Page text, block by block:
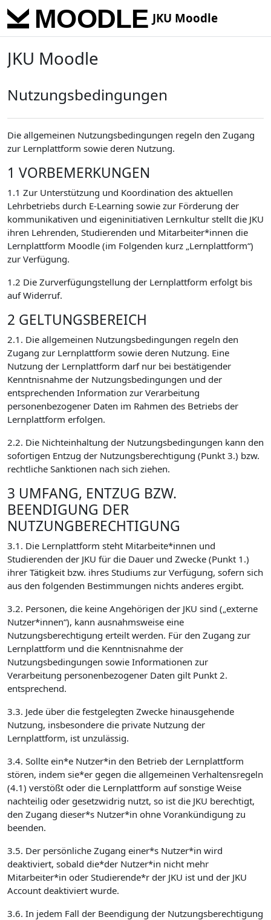
Skip to main content
JKU Moodle
JKU Moodle
Nutzungsbedingungen
Die allgemeinen Nutzungsbedingungen regeln den Zugang
zur Lernplattform sowie deren Nutzung.
1 VORBEMERKUNGEN
1.1 Zur Unterstützung und Koordination des aktuellen
Lehrbetriebs durch E-Learning sowie zur Förderung der
kommunikativen und eigeninitiativen Lernkultur stellt die JKU
ihren Lehrenden, Studierenden und Mitarbeiter*innen die
Lernplattform Moodle (im Folgenden kurz „Lernplattform“)
zur Verfügung.
1.2 Die Zurverfügungstellung der Lernplattform erfolgt bis
auf Widerruf.
2 GELTUNGSBEREICH
2.1. Die allgemeinen Nutzungsbedingungen regeln den
Zugang zur Lernplattform sowie deren Nutzung. Eine
Nutzung der Lernplattform darf nur bei bestätigender
Kenntnisnahme der Nutzungsbedingungen und der
entsprechenden Information zur Verarbeitung
personenbezogener Daten im Rahmen des Betriebs der
Lernplattform erfolgen.
2.2. Die Nichteinhaltung der Nutzungsbedingungen kann den
sofortigen Entzug der Nutzungsberechtigung (Punkt 3.) bzw.
rechtliche Sanktionen nach sich ziehen.
3 UMFANG, ENTZUG BZW.
BEENDIGUNG DER
NUTZUNGBERECHTIGUNG
3.1. Die Lernplattform steht Mitarbeite*innen und
Studierenden der JKU für die Dauer und Zwecke (Punkt 1.)
ihrer Tätigkeit bzw. ihres Studiums zur Verfügung, sofern sich
aus den folgenden Bestimmungen nichts anderes ergibt.
3.2. Personen, die keine Angehörigen der JKU sind („externe
Nutzer*innen“), kann ausnahmsweise eine
Nutzungsberechtigung erteilt werden. Für den Zugang zur
Lernplattform und die Kenntnisnahme der
Nutzungsbedingungen sowie Informationen zur
Verarbeitung personenbezogener Daten gilt Punkt 2.
entsprechend.
3.3. Jede über die festgelegten Zwecke hinausgehende
Nutzung, insbesondere die private Nutzung der
Lernplattform, ist unzulässig.
3.4. Sollte ein*e Nutzer*in den Betrieb der Lernplattform
stören, indem sie*er gegen die allgemeinen Verhaltensregeln
(4.1) verstößt oder die Lernplattform auf sonstige Weise
nachteilig oder gesetzwidrig nutzt, so ist die JKU berechtigt,
den Zugang dieser*s Nutzer*in ohne Vorankündigung zu
beenden.
3.5. Der persönliche Zugang einer*s Nutzer*in wird
deaktiviert, sobald die*der Nutzer*in nicht mehr
Mitarbeiter*in oder Studierende*r der JKU ist und der JKU
Account deaktiviert wurde.
3.6. In jedem Fall der Beendigung der Nutzungsberechtigung